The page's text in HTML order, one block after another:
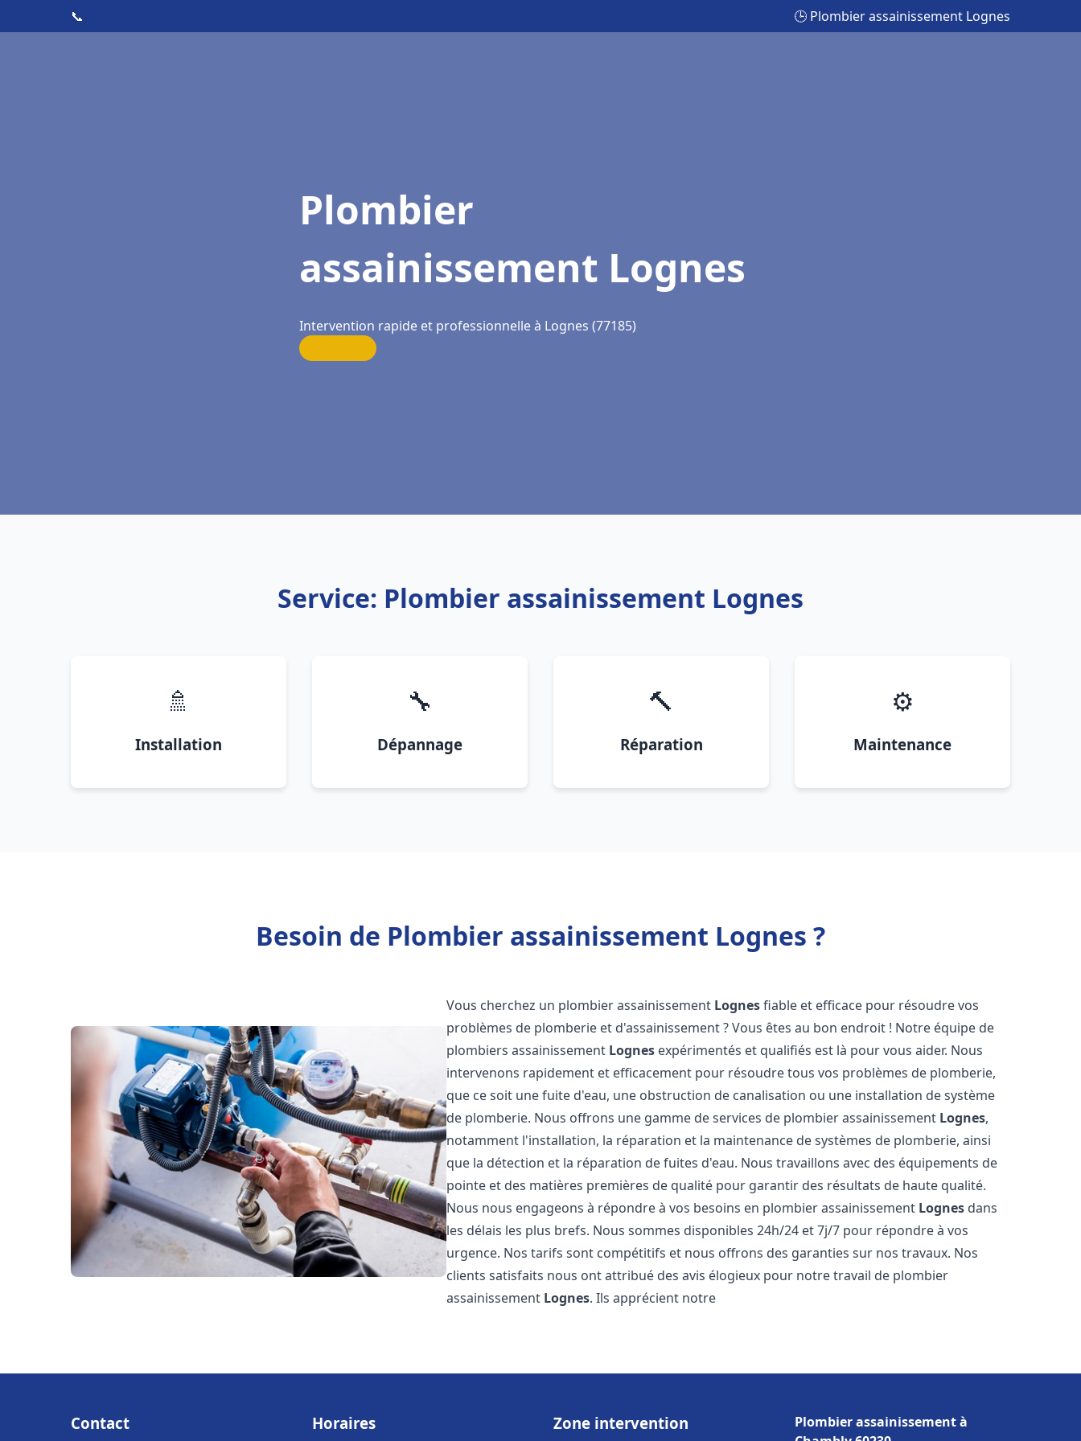
📞 🕒 Plombier assainissement Lognes
Plombier
assainissement Lognes
Intervention rapide et professionnelle à Lognes (77185)
Service: Plombier assainissement Lognes
🚿
Installation
🔧
Dépannage
🔨
Réparation
⚙️
Maintenance
Besoin de Plombier assainissement Lognes ?
Vous cherchez un plombier assainissement Lognesfiable et efficace pour résoudre vos
problèmes de plomberie et d'assainissement ? Vous êtes au bon endroit ! Notre équipe de
plombiers assainissement Lognes expérimentés et qualifiés est là pour vous aider. Nous
intervenons rapidement et efficacement pour résoudre tous vos problèmes de plomberie,
que ce soit une fuite d'eau, une obstruction de canalisation ou une installation de système
de plomberie. Nous offrons une gamme de services de plombier assainissement Lognes,
notamment l'installation, la réparation et la maintenance de systèmes de plomberie, ainsi
que la détection et la réparation de fuites d'eau. Nous travaillons avec des équipements de
pointe et des matières premières de qualité pour garantir des résultats de haute qualité.
Nous nous engageons à répondre à vos besoins en plombier assainissement Lognes dans
les délais les plus brefs. Nous sommes disponibles 24h/24 et 7j/7 pour répondre à vos
urgence. Nos tarifs sont compétitifs et nous offrons des garanties sur nos travaux. Nos
clients satisfaits nous ont attribué des avis élogieux pour notre travail de plombier
assainissement Lognes. Ils apprécient notre
Contact Horaires Zone intervention
Plombier assainissement à